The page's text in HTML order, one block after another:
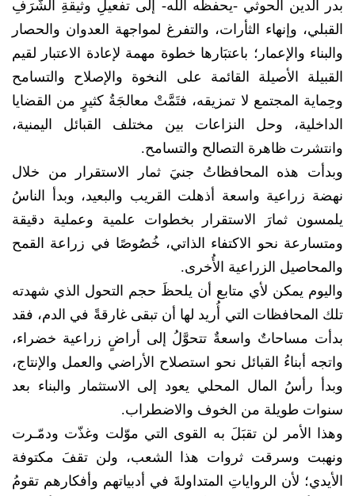
بدر الدين الحوثي -يحفظه الله- إلى تفعيلِ وثيقةِ الشَّرَفِ
القبلي، وإنهاء الثأرات، والتفرغ لمواجهة العدوان والحصار
والبناء والإعمار؛ باعتبَارها خطوة مهمة لإعادة الاعتبار لقيم
القبيلة الأصيلة القائمة على النخوة والإصلاح والتسامح
وحِماية المجتمع لا تمزيقه، فتَمَّتْ معالجَةُ كثيرٍ من القضايا
الداخلية، وحل النزاعات بين مختلف القبائل اليمنية،
وانتشرت ظاهرة التصالح والتسامح.
وبدأت هذه المحافظاتُ جنيَ ثمار الاستقرار من خلال
نهضة زراعية واسعة أذهلت القريب والبعيد، وبدأ الناسُ
يلمسون ثمارَ الاستقرار بخطوات علمية وعملية دقيقة
ومتسارعة نحو الاكتفاء الذاتي، خُصُوصًا في زراعة القمح
والمحاصيل الزراعية الأُخرى.
واليوم يمكن لأي متابع أن يلحظَ حجم التحول الذي شهدته
تلك المحافظات التي أُريد لها أن تبقى غارقةً في الدم، فقد
بدأت مساحاتٌ واسعةٌ تتحوَّلُ إلى أراضٍ زراعية خضراء،
واتجه أبناءُ القبائل نحو استصلاح الأراضي والعمل والإنتاج،
وبدأ رأسُ المال المحلي يعود إلى الاستثمار والبناء بعد
سنوات طويلة من الخوف والاضطراب.
وهذا الأمر لن تقبَلَ به القوى التي موّلت وغذّت ودمّـرت
ونهبت وسرقت ثروات هذا الشعب، ولن تقفَ مكتوفة
الأيدي؛ لأن الرواياتِ المتداولةَ في أدبياتهم وأفكارهم تقومُ